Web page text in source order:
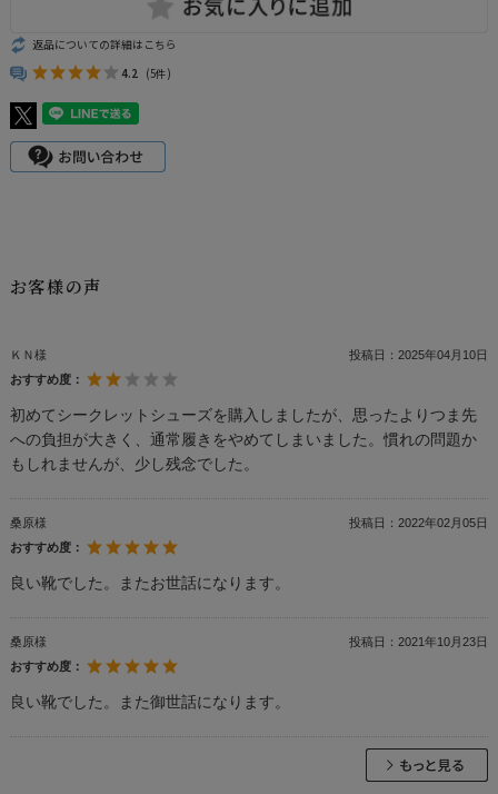
返品についての詳細はこちら
4.2
(5件)
お客様の声
ＫＮ様 投稿日： 2025年04月10日
おすすめ度：
初めてシークレットシューズを購入しましたが、思ったよりつま先
への負担が大きく、通常履きをやめてしまいました。慣れの問題か
もしれませんが、少し残念でした。
桑原様 投稿日： 2022年02月05日
おすすめ度：
良い靴でした。またお世話になります。
桑原様 投稿日： 2021年10月23日
おすすめ度：
良い靴でした。また御世話になります。